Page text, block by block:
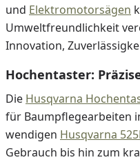
und Elektromotorsägen
Umweltfreundlichkeit
Innovation,
Hochentaster:
Die Husqvarna
für Baumpflegearbeiten
wendigen Husqvarna
Gebrauch bis hin zum